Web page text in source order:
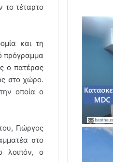
το τέταρτο
και τη
πρόγραμμα
ο πατέρας
στο χώρο.
οποία ο
Γιώργος
στο
λοιπόν, ο